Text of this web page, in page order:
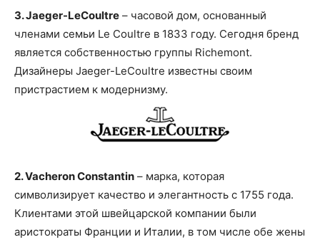
3. Jaeger-LeCoultre – часовой дом, основанный
членами семьи Le Coultre в 1833 году. Сегодня бренд
является собственностью группы Richemont.
Дизайнеры Jaeger-LeCoultre известны своим
пристрастием к модернизму.
2. Vacheron Constantin – марка, которая
символизирует качество и элегантность с 1755 года.
Клиентами этой швейцарской компании были
аристократы Франции и Италии, в том числе обе жены